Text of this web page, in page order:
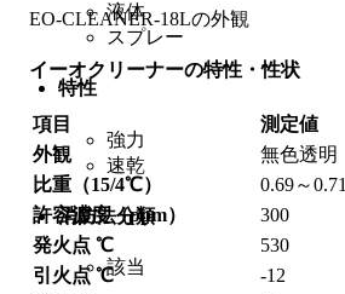
EO-CLEANER-18Lの外観
イーオクリーナーの特性・性状
項目
測定値
外観
無色透明
比重（15/4℃）
0.69～0.71
許容濃度（ppm）
300
発火点 ℃
530
引火点 ℃
-12
液体
スプレー
特性
強力
速乾
消防法分類
該当